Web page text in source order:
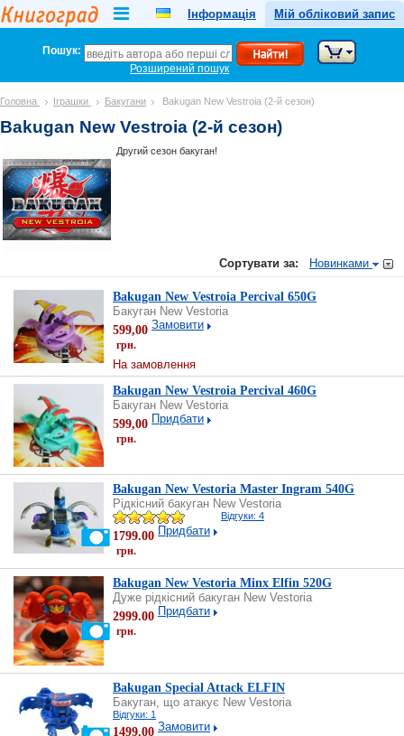
Інформація Мій обліковий запис
Пошук:
Розширений пошук
Головна Іграшки Бакугани Bakugan New Vestroia (2-й сезон)
Bakugan New Vestroia (2-й сезон)
Другий сезон бакуган!
Сортувати за: Новинками
Bakugan New Vestroia Percival 650G
Бакуган New Vestoria
599,00
грн.
Замовити
На замовлення
Bakugan New Vestroia Percival 460G
Бакуган New Vestoria
599,00
грн.
Придбати
Bakugan New Vestoria Master Ingram 540G
Рідкісний бакуган New Vestoria
Відгуки: 4
1799.00
грн.
Придбати
Bakugan New Vestoria Minx Elfin 520G
Дуже рідкісний бакуган New Vestoria
2999.00
грн.
Придбати
Bakugan Special Attack ELFIN
Бакуган, що атакує New Vestoria
Відгуки: 1
1499.00 Замовити